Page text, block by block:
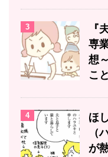
3
『
専
想
こ
4
ほ
（
が